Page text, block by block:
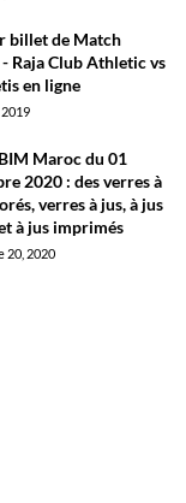
billet de Match
Raja Club Athletic vs
en ligne
Maroc du 01
2020 : des verres à
verres à jus, à jus
à jus imprimés
20, 2020